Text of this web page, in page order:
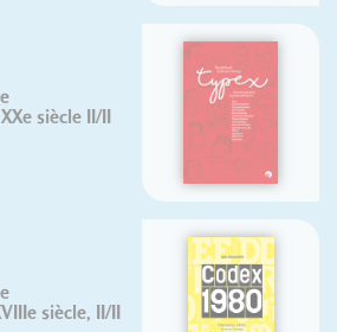
Olivier DELOYE
Codex 1980
Jean Alessandrini